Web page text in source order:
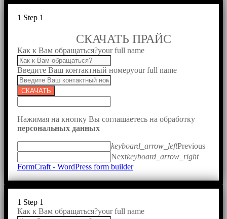
1 Step 1
СКАЧАТЬ ПРАЙС
Как к Вам обращаться?your full name
Введите Ваш контактный номерyour full name
СКАЧАТЬ
Нажимая на кнопку Вы соглашаетесь на обработку
персональных данных
keyboard_arrow_leftPrevious
Nextkeyboard_arrow_right
FormCraft - WordPress form builder
1 Step 1
Как к Вам обращаться?your full name